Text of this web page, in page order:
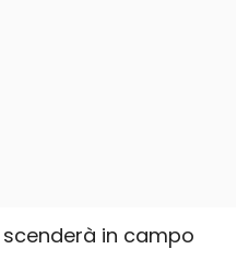
scenderà in campo